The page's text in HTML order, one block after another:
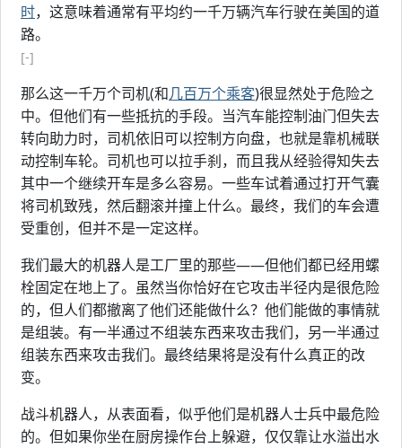
时，这意味着通常有平均约一千万辆汽车行驶在美国的道
路。
[-]
那么这一千万个司机(和几百万个乘客)很显然处于危险之
中。但他们有一些抵抗的手段。当汽车能控制油门但失去
转向助力时，司机依旧可以控制方向盘，也就是靠机械联
动控制车轮。司机也可以拉手刹，而且我从经验得知失去
其中一个继续开车是多么容易。一些车试着通过打开气囊
将司机致残，然后翻滚并撞上什么。最终，我们的车会遭
受重创，但并不是一定这样。
我们最大的机器人是工厂里的那些——但他们都已经用螺
栓固定在地上了。虽然当你恰好在它攻击半径内是很危险
的，但人们都撤离了他们还能做什么？他们能做的事情就
是组装。有一半通过不组装东西来攻击我们，另一半通过
组装东西来攻击我们。最终结果将是没有什么真正的改
变。
战斗机器人，从表面看，似乎他们是机器人士兵中最危险
的。但如果你坐在厨房操作台上躲避，仅仅靠让水溢出水